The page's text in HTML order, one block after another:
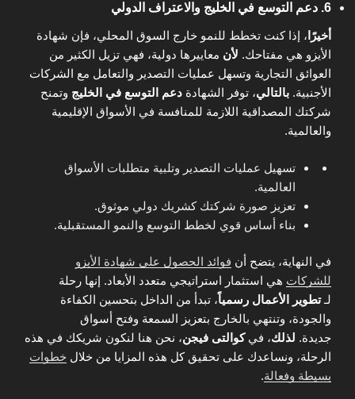
6. دعم التوسع في الخليج والاعتراف الدولي
أخيرًا ، إذا كنت تخطط للنمو خارج السوق المحلي، فإن شهادة
الأيزو هي مفتاحك. لأن معاييرها دولية، فهي تزيل الكثير من
العوائق التجارية وتسهل عمليات التصدير والتعامل مع الشركات
الأجنبية. بالتالي، توفر الشهادة دعم التوسع في الخليج وتمنح
شركتك المصداقية اللازمة للمنافسة في الأسواق الإقليمية
والعالمية.
تسهيل عمليات التصدير وتلبية متطلبات الأسواق
العالمية.
تعزيز صورة شركتك كشريك دولي موثوق.
بناء أساس قوي لخطط التوسع والنمو المستقبلية.
في النهاية، يتضح أن فوائد الحصول على شهادة الأيزو
للشركات هي استثمار استراتيجي متعدد الأبعاد. إنها رحلة
لـتطوير الأعمال رسمياً، تبدأ من الداخل بتحسين الكفاءة
والجودة، وتنتهي بالخارج بتعزيز السمعة وفتح أسواق
جديدة. لذلك، فيكوالتى فيجن، نحن هنا لنكون شريكك في هذه
الرحلة، ونساعدك على تحقيق كل هذه المزايا من خلال خطوات
بسيطة وفعالة.